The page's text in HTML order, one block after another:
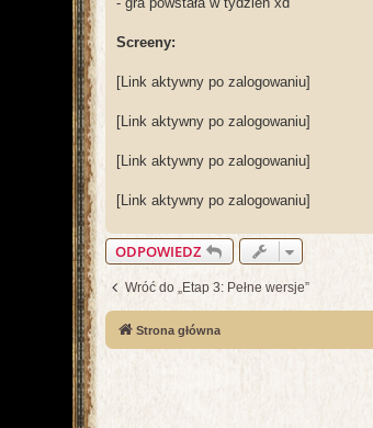
Screeny:
[Link aktywny po zalogowaniu]
[Link aktywny po zalogowaniu]
[Link aktywny po zalogowaniu]
[Link aktywny po zalogowaniu]
ODPOWIEDZ
Wróć do „Etap 3: Pełne wersje”
Strona główna